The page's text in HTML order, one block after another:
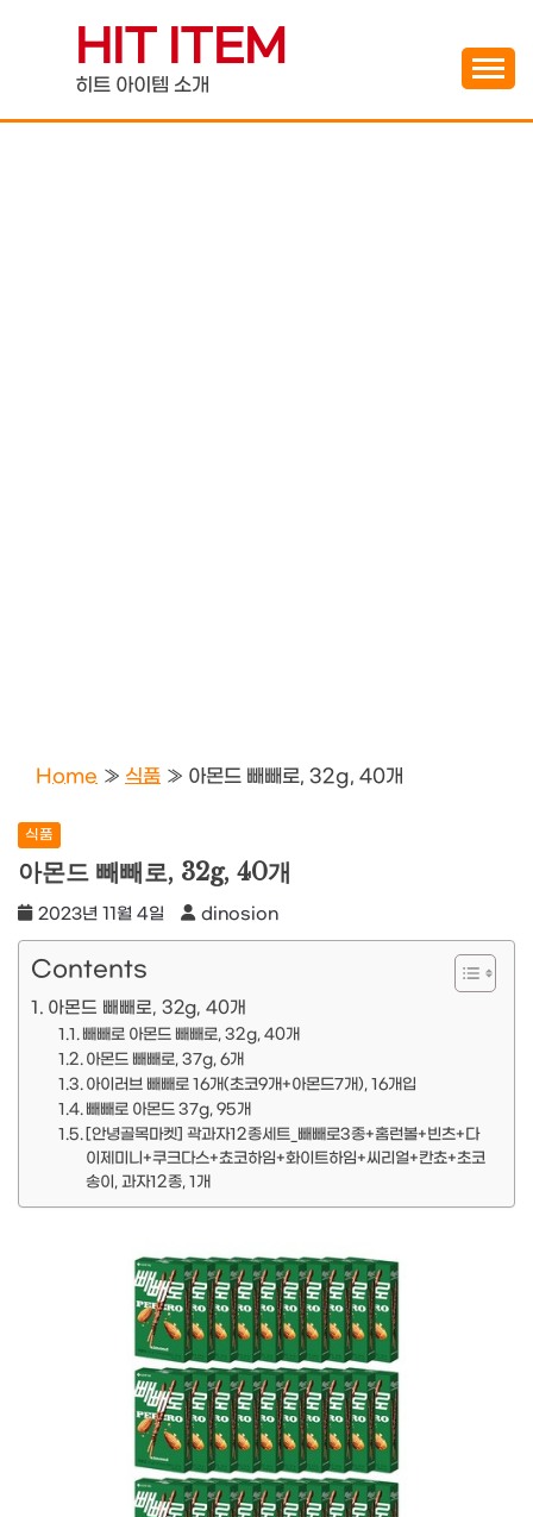
contentHIT ITEM
히트 아이템 소개
Home » 식품 » 아몬드 빼빼로, 32g, 40개
식품
아몬드 빼빼로, 32g, 40개
2023년 11월 4일 dinosion
Contents
아몬드 빼빼로, 32g, 40개
빼빼로 아몬드 빼빼로, 32g, 40개
아몬드 빼빼로, 37g, 6개
아이러브 빼빼로 16개(초코9개+아몬드7개), 16개입
빼빼로 아몬드 37g, 95개
[안녕골목마켓] 곽과자12종세트_빼빼로3종+홈런볼+빈츠+다
이제미니+쿠크다스+쵸코하임+화이트하임+씨리얼+칸쵸+초코
송이, 과자12종, 1개